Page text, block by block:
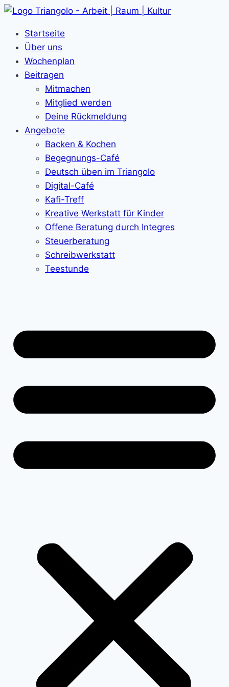
Zum
springenStartseite
Über uns
Wochenplan
Beitragen
Mitmachen
Mitglied werden
Deine Rückmeldung
Angebote
Backen & Kochen
Begegnungs-Café
Deutsch üben im Triangolo
Digital-Café
Kafi-Treff
Kreative Werkstatt für Kinder
Offene Beratung durch Integres
Steuerberatung
Schreibwerkstatt
Teestunde